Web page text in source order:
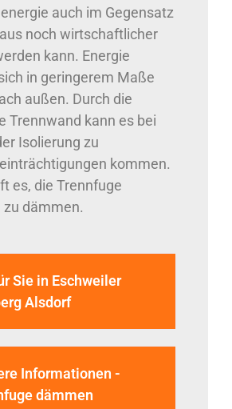
auch im Gegensatz
noch wirtschaftlicher
kann. Energie
in geringerem Maße
außen. Durch die
Trennwand kann es bei
Isolierung zu
kommen.
es, die Trennfuge
dämmen.
Sie in Eschweiler
Alsdorf
Informationen -
dämmen